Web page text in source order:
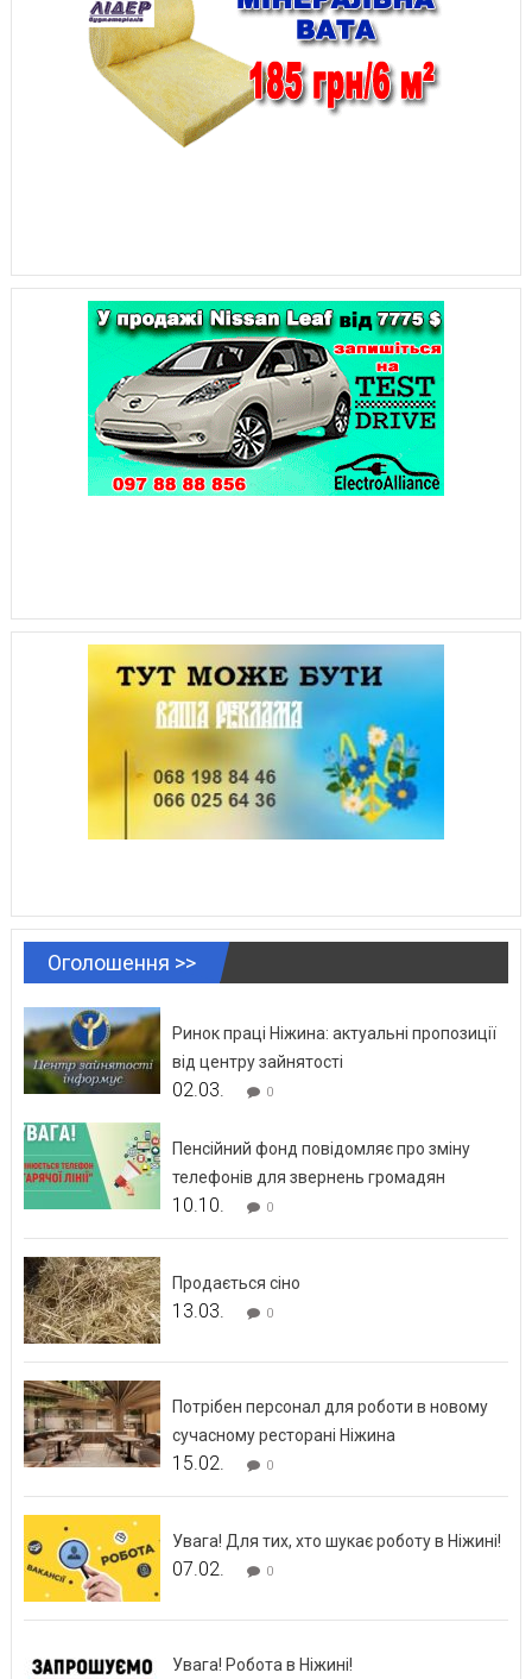
Оголошення >>
Ринок праці Ніжина: актуальні пропозиції
від центру зайнятості
02.03. 0
Пенсійний фонд повідомляє про зміну
телефонів для звернень громадян
10.10. 0
Продається сіно
13.03. 0
Потрібен персонал для роботи в новому
сучасному ресторані Ніжина
15.02. 0
Увага! Для тих, хто шукає роботу в Ніжині!
07.02. 0
Увага! Робота в Ніжині!